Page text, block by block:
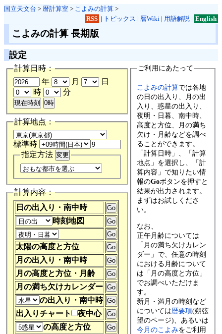
国立天文台 > 暦計算室 > こよみの計算 >
RSS | トピックス | 暦Wiki| 用語解説| English
こよみの計算 長期版
設定
計算日時：
年
月
日
時
分
計算地点：
標準時
指定方法
計算内容：
日の出入り・南中時
時刻地図
太陽の高度と方位
月の出入り・南中時
月の高度と方位・月齢
月の満ち欠けカレンダー
の出入り・南中時
出入りチャート
夜中心
の高度と方位
ご利用にあたって
こよみの計算では各地
の日の出入り、月の出
入り、惑星の出入り、
夜明・日暮、南中時、
高度と方位、月の満ち
欠け・月齢などを調べ
ることができます。
「計算日時」、「計算
地点」を選択し、「計
算内容」で知りたい情
報のGoボタンを押すと
結果が出力されます。
まずはお試しくださ
い。
なお、
正午月齢については
「月の満ち欠けカレン
ダー」で、任意の時刻
における月齢について
は「月の高度と方位」
でお調べいただけま
す。
新月・満月の時刻など
については暦要項(朔弦
望のページ)、あるいは
今月のこよみをご利用